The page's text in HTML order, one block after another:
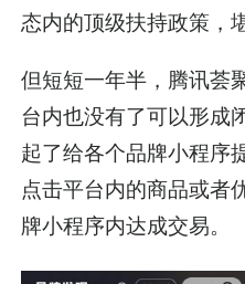
态内的顶级扶持政策，
但短短一年半，腾讯荟
台内也没有了可以形成
起了给各个品牌小程
点击平台内的商品或者
牌小程序内达成交易。